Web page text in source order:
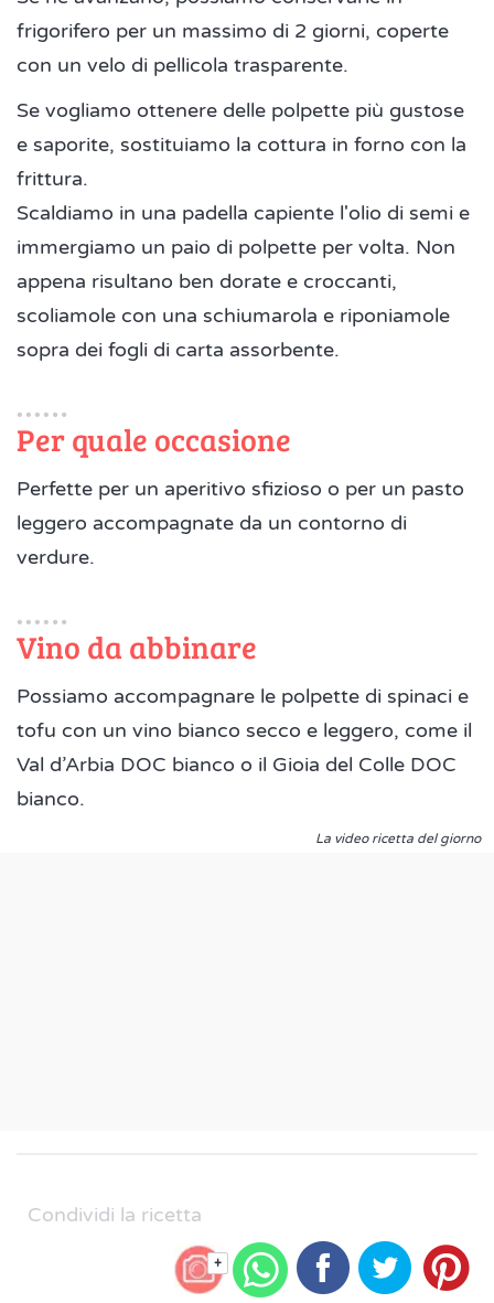
frigorifero per un massimo di 2 giorni, coperte
con un velo di pellicola trasparente.
Se vogliamo ottenere delle polpette più gustose
e saporite, sostituiamo la cottura in forno con la
frittura.
Scaldiamo in una padella capiente l'olio di semi e
immergiamo un paio di polpette per volta. Non
appena risultano ben dorate e croccanti,
scoliamole con una schiumarola e riponiamole
sopra dei fogli di carta assorbente.
Per quale occasione
Perfette per un aperitivo sfizioso o per un pasto
leggero accompagnate da un contorno di
verdure.
Vino da abbinare
Possiamo accompagnare le polpette di spinaci e
tofu con un vino bianco secco e leggero, come il
Val d’Arbia DOC bianco o il Gioia del Colle DOC
bianco.
La video ricetta del giorno
Condividi la ricetta
+